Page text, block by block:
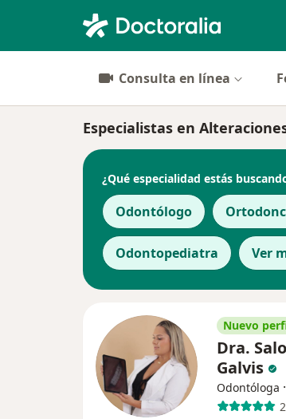
Consulta en línea
Especialistas en
¿Qué especialidad estás
Odontólogo
Odontopediatra Ver
Nuevo
Dra.
Galvis
Odontóloga ·